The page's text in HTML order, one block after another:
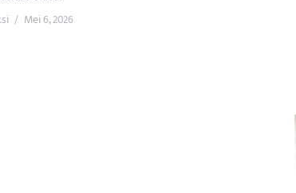
/ Mei 6, 2026